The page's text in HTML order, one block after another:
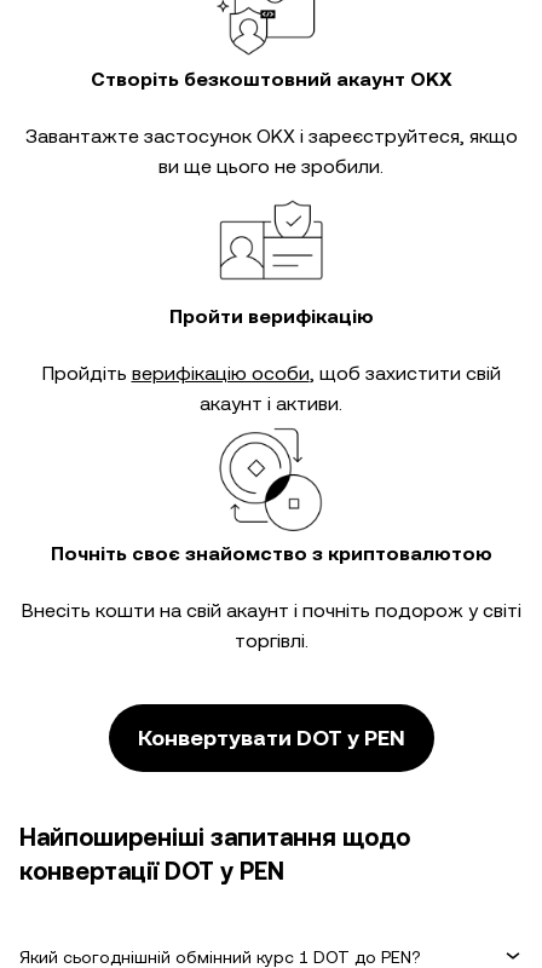
Створіть безкоштовний акаунт OKX
Завантажте застосунок OKX і зареєструйтеся, якщо
ви ще цього не зробили.
Пройти верифікацію
Пройдіть верифікацію особи, щоб захистити свій
акаунт і активи.
Почніть своє знайомство з криптовалютою
Внесіть кошти на свій акаунт і почніть подорож у світі
торгівлі.
Конвертувати DOT у PEN
Найпоширеніші запитання щодо
конвертації DOT у PEN
Який сьогоднішній обмінний курс 1 DOT до PEN?